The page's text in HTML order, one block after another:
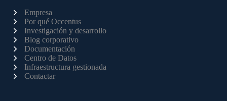
Empresa
Por qué Occentus
Investigación y desarrollo
Blog corporativo
Documentación
Centro de Datos
Infraestructura gestionada
Contactar